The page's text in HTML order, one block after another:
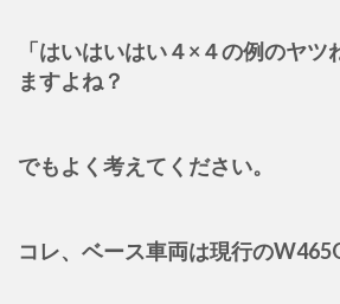
「はいはいはい４×４の例のヤ
ますよね？
でもよく考えてください。
コレ、ベース車両は現行の